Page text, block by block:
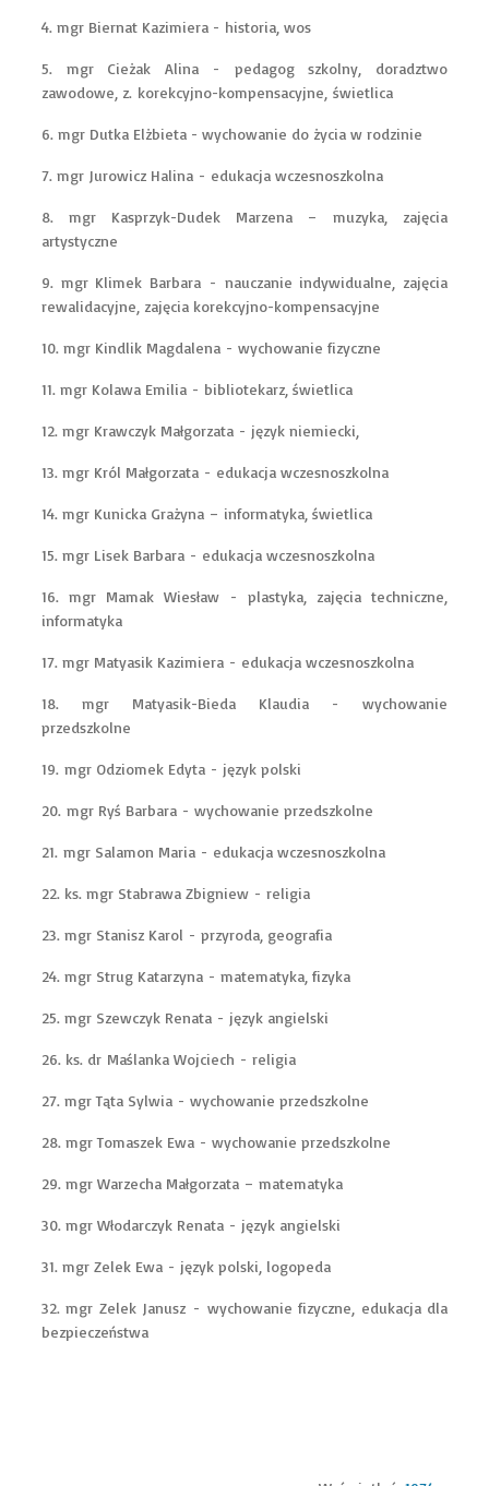
4. mgr Biernat Kazimiera - historia, wos
5. mgr Cieżak Alina - pedagog szkolny, doradztwo
zawodowe, z. korekcyjno-kompensacyjne, świetlica
6. mgr Dutka Elżbieta - wychowanie do życia w rodzinie
7. mgr Jurowicz Halina - edukacja wczesnoszkolna
8. mgr Kasprzyk-Dudek Marzena – muzyka, zajęcia
artystyczne
9. mgr Klimek Barbara - nauczanie indywidualne, zajęcia
rewalidacyjne, zajęcia korekcyjno-kompensacyjne
10. mgr Kindlik Magdalena - wychowanie fizyczne
11. mgr Kolawa Emilia - bibliotekarz, świetlica
12. mgr Krawczyk Małgorzata - język niemiecki,
13. mgr Król Małgorzata - edukacja wczesnoszkolna
14. mgr Kunicka Grażyna – informatyka, świetlica
15. mgr Lisek Barbara - edukacja wczesnoszkolna
16. mgr Mamak Wiesław - plastyka, zajęcia techniczne,
informatyka
17. mgr Matyasik Kazimiera - edukacja wczesnoszkolna
18. mgr Matyasik-Bieda Klaudia - wychowanie
przedszkolne
19. mgr Odziomek Edyta - język polski
20. mgr Ryś Barbara - wychowanie przedszkolne
21. mgr Salamon Maria - edukacja wczesnoszkolna
22. ks. mgr Stabrawa Zbigniew - religia
23. mgr Stanisz Karol - przyroda, geografia
24. mgr Strug Katarzyna - matematyka, fizyka
25. mgr Szewczyk Renata - język angielski
26. ks. dr Maślanka Wojciech - religia
27. mgr Tąta Sylwia - wychowanie przedszkolne
28. mgr Tomaszek Ewa - wychowanie przedszkolne
29. mgr Warzecha Małgorzata – matematyka
30. mgr Włodarczyk Renata - język angielski
31. mgr Zelek Ewa - język polski, logopeda
32. mgr Zelek Janusz - wychowanie fizyczne, edukacja dla
bezpieczeństwa